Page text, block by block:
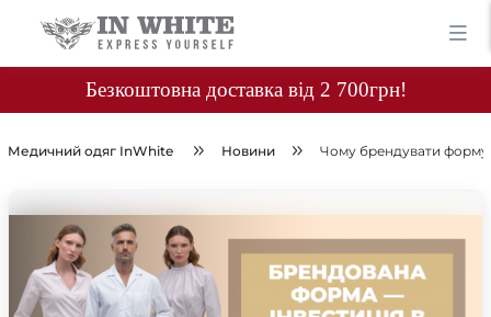
Безкоштовна доставка від 2 700грн!
Медичний одяг InWhite Новини Чому брендувати форму